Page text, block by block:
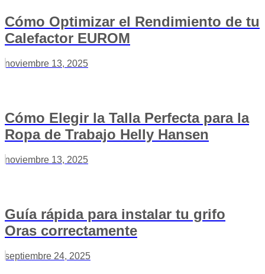
Cómo Optimizar el Rendimiento de tu
Calefactor EUROM
noviembre 13, 2025
Cómo Elegir la Talla Perfecta para la
Ropa de Trabajo Helly Hansen
noviembre 13, 2025
Guía rápida para instalar tu grifo
Oras correctamente
septiembre 24, 2025